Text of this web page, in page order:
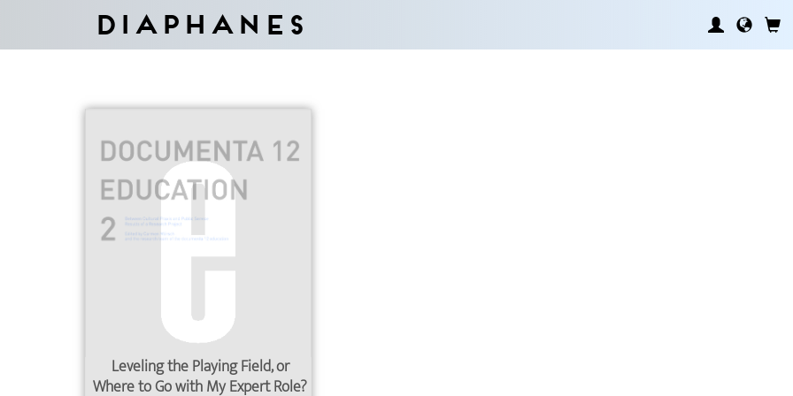
Diaphanes
Leveling the Playing Field, or
Where to Go with My Expert Role?